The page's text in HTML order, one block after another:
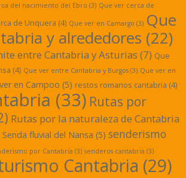
del nacimiento del Ebro (3) Que ver cerca de
de Unquera (4) Que ver en Camargo (3) Que
y alrededores (22)
entre Cantabria y Asturias (7) Que
(4) Que ver entre Cantabria y Burgos (3) Que ver en
en Campoo (5) restos romanos cantabria (4)
(33) Rutas por
Rutas por la naturaleza de Cantabria
Senda fluvial del Nansa (5) senderismo
por Cantabria (3) senderos cantabria (3)
Cantabria (29)